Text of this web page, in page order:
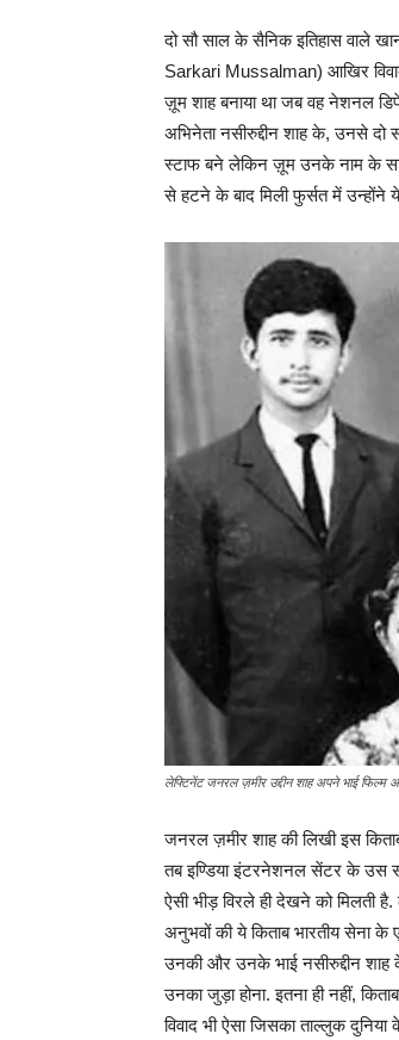
दो सौ साल के सैनिक इतिहास वाले
Sarkari Mussalman) आखिर
ज़ूम शाह बनाया था जब वह नेशनल
अभिनेता नसीरुद्दीन शाह के, उनसे
स्टाफ बने लेकिन ज़ूम उनके नाम के
से हटने के बाद मिली फुर्सत में उन्होंने
लेफ्टिनेंट जनरल ज़मीर उद्दीन शाह अपने भाई फिल्म
जनरल ज़मीर शाह की लिखी इस किताब
तब इण्डिया इंटरनेशनल सेंटर के उस
ऐसी भीड़ विरले ही देखने को मिलती
अनुभवों की ये किताब भारतीय सेना के
उनकी और उनके भाई नसीरुद्दीन
उनका जुड़ा होना. इतना ही नहीं,
विवाद भी ऐसा जिसका ताल्लुक